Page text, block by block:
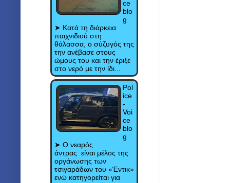
ce
blo
g
➤ Κατά τη διάρκεια
παιχνιδιού στη
θάλασσα, ο σύζυγός της
την ανέβασε στους
ώμους του και την έριξε
στο νερό με την ίδι...
Pol
ice
-
Voi
ce
blo
g
➤ Ο νεαρός
άντρας είναι μέλος της
οργάνωσης των
τσιγαράδων του «Έντικ»
ενώ κατηγορείται για